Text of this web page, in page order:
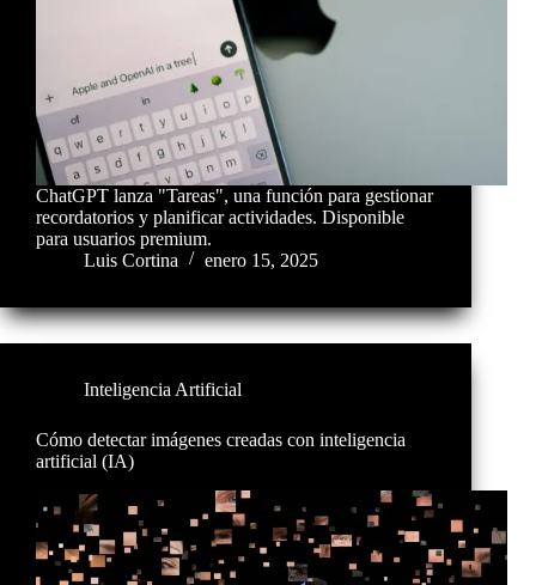
ChatGPT lanza "Tareas", una función para gestionar
recordatorios y planificar actividades. Disponible
para usuarios premium.
Luis Cortina
enero 15, 2025
Inteligencia Artificial
Cómo detectar imágenes creadas con inteligencia
artificial (IA)